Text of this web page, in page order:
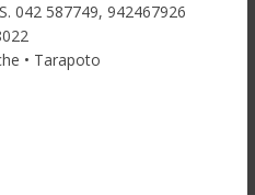
042 587749, 942467926
• Tarapoto